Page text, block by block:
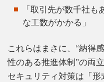
「取引先が数千社
な工数がかかる」
これらはまさに、“納得
性のある推進体制”の両
セキュリティ対策は「